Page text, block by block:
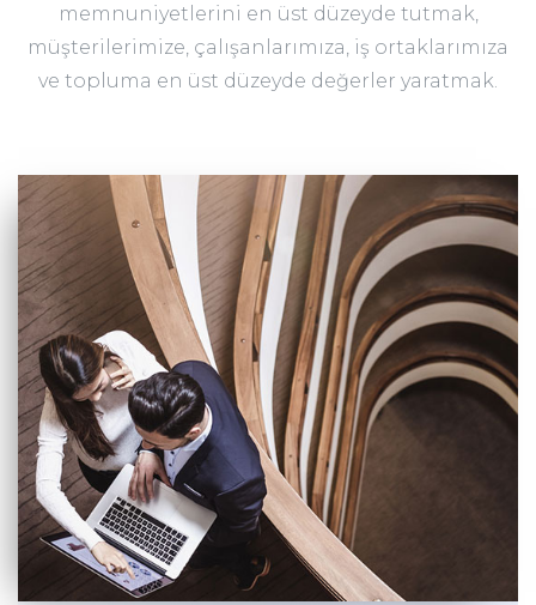
memnuniyetlerini en üst düzeyde tutmak,
müşterilerimize, çalışanlarımıza, iş ortaklarımıza
ve topluma en üst düzeyde değerler yaratmak.